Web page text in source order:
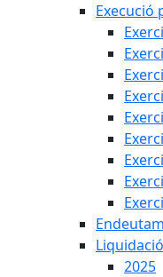
Execució
2025